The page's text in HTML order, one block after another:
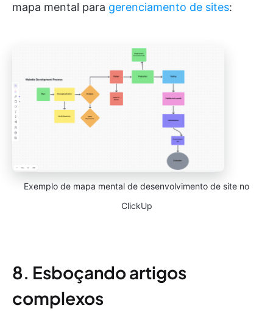
mapa mental para gerenciamento de sites:
Exemplo de mapa mental de desenvolvimento de site no
ClickUp
8. Esboçando artigos
complexos